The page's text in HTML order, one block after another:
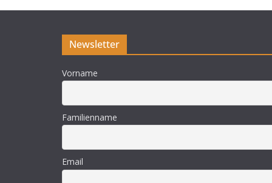
Newsletter
Vorname
Familienname
Email